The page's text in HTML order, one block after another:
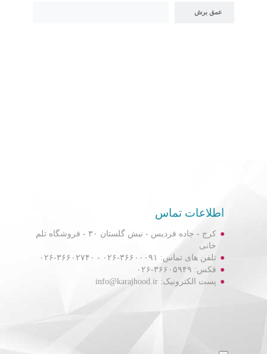
عمق برش
اطلاعات تماس
کرج - جاده فردیس - نبش گلستان ۳۰ - فروشگاه تلم
خانی
تلفن های تماس: ۳۶۶۰۰۰۹۱-۰۲۶ - ۳۶۶۰۲۷۴۰-۰۲۶
فکس: ۳۶۶۰۵۹۴۹-۰۲۶
پست الکترونیک: info@karajhood.ir